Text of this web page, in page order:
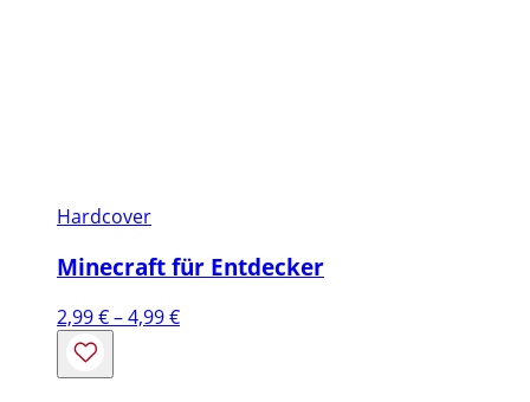
Hardcover
Minecraft für Entdecker
2,99€–4,99€Preisspanne: